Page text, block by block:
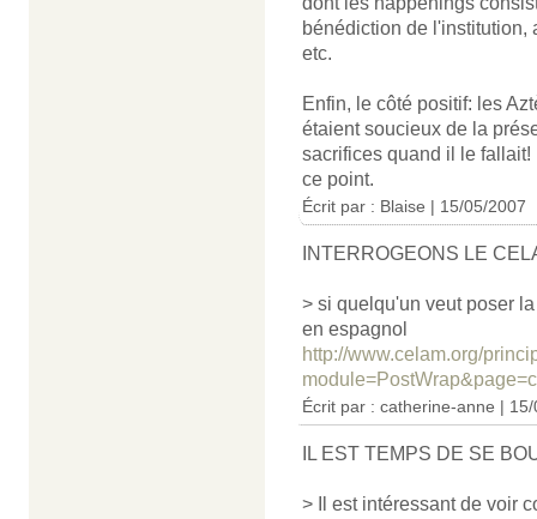
bénédiction de l'institution,
etc.
Enfin, le côté positif: les
étaient soucieux de la
sacrifices quand il le
ce point.
Écrit par : Blaise | 15/05/2007
INTERROGEONS LE
> si quelqu'un veut poser
en espagnol
http://www.celam.org/
Écrit par : catherine-anne |
IL EST TEMPS DE SE
> Il est intéressant de voir